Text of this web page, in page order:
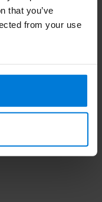
that you’ve
from your use